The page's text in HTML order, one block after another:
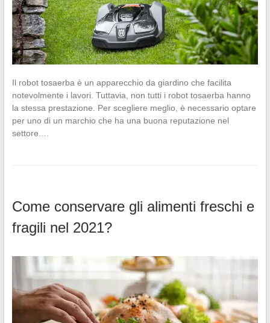
Il robot tosaerba è un apparecchio da giardino che facilita
notevolmente i lavori. Tuttavia, non tutti i robot tosaerba hanno
la stessa prestazione. Per scegliere meglio, è necessario optare
per uno di un marchio che ha una buona reputazione nel
settore.…
Come conservare gli alimenti freschi e
fragili nel 2021?